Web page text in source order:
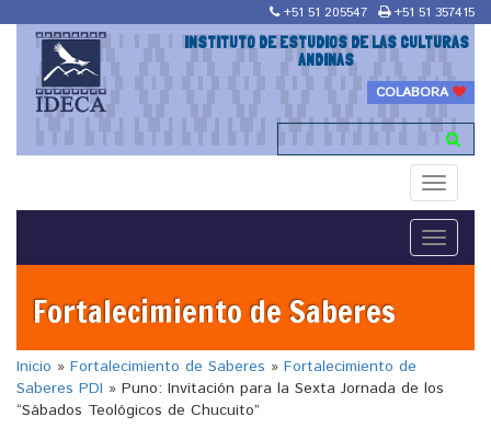
+51 51 205547 +51 51 357415
INSTITUTO DE ESTUDIOS DE LAS CULTURAS
ANDINAS
COLABORA
Toggle
Toggle
Fortalecimiento de Saberes
Inicio » Fortalecimiento de Saberes » Fortalecimiento de
Saberes PDI » Puno: Invitación para la Sexta Jornada de los
“Sábados Teológicos de Chucuito”